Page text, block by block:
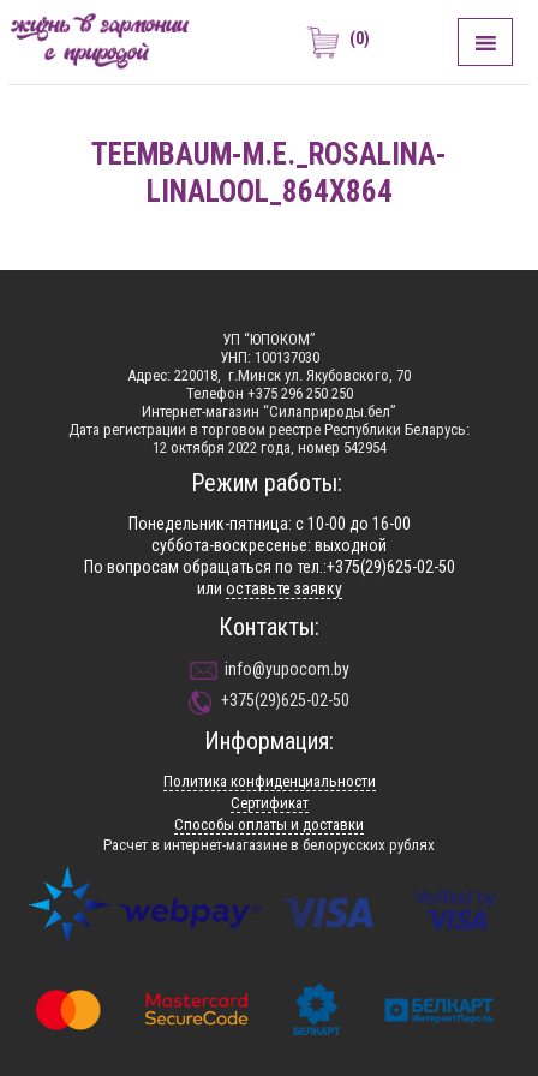
Сила Природы
(0)
TEEMBAUM-M.E._ROSALINA-
LINALOOL_864X864
УП “ЮПОКОМ”
УНП: 100137030
Адрес: 220018, г.Минск ул. Якубовского, 70
Телефон +375 296 250 250
Интернет-магазин “Силаприроды.бел”
Дата регистрации в торговом реестре Республики Беларусь:
12 октября 2022 года, номер 542954
Режим работы:
Понедельник-пятница: с 10-00 до 16-00
суббота-воскресенье: выходной
По вопросам обращаться по тел.:+375(29)625-02-50
или оставьте заявку
Контакты:
info@yupocom.by
+375(29)625-02-50
Информация:
Политика конфиденциальности
Сертификат
Способы оплаты и доставки
Расчет в интернет-магазине в белорусских рублях